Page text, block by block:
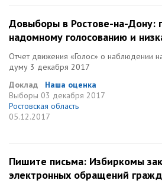
Довыборы в Ростове-на-Дону:
надомному голосованию и
Отчет движения «Голос» о наблюдении
думу 3 декабря 2017
Доклад
Наша оценка
Выборы 03 декабря 2017
Ростовская область
05.12.2017
Пишите письма: Избиркомы
электронных обращений